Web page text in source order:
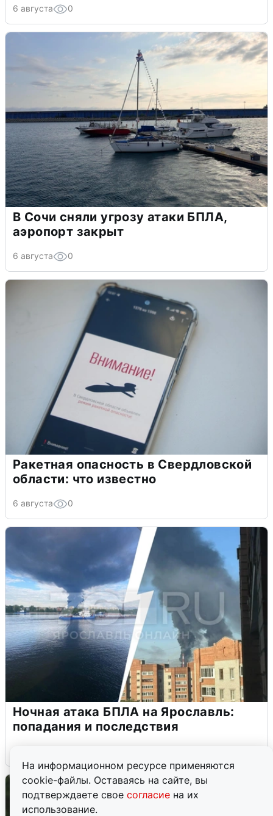
На информационном ресурсе применяются
cookie-файлы. Оставаясь на сайте, вы
подтверждаете свое согласие на их
использование.
6 августа 0
В Сочи сняли угрозу атаки БПЛА,
аэропорт закрыт
6 августа 0
Ракетная опасность в Свердловской
области: что известно
6 августа 0
Ночная атака БПЛА на Ярославль:
попадания и последствия